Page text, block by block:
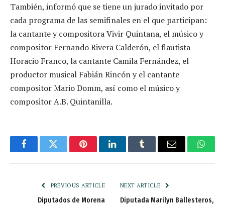
También, informó que se tiene un jurado invitado por
cada programa de las semifinales en el que participan:
la cantante y compositora Vivir Quintana, el músico y
compositor Fernando Rivera Calderón, el flautista
Horacio Franco, la cantante Camila Fernández, el
productor musical Fabián Rincón y el cantante
compositor Mario Domm, así como el músico y
compositor A.B. Quintanilla.
FacebookTwitter PinterestLinkedInTumblr Email
PREVIOUS ARTICLE
Diputados de Morena
NEXT ARTICLE
Diputada Marilyn Ballesteros,